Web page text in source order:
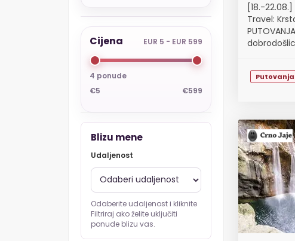
Cijena EUR 5 - EUR 599
4 ponude
€5
€599
Blizu mene
Udaljenost
Odaberite udaljenost i kliknite
Filtriraj ako želite uključiti
ponude blizu vas.
[18.-
Travel:
Putovanja